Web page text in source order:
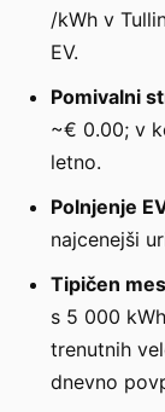
/kWh v
EV.
Pomivalni
~€ 0.00; v
letno.
Polnjenje
najcenejši
Tipičen
s 5 000
trenutnih
dnevno